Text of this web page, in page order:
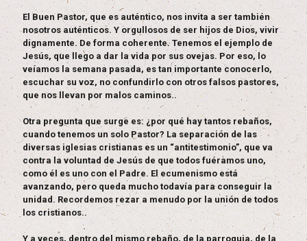
El Buen Pastor, que es auténtico, nos invita a ser también
nosotros auténticos. Y orgullosos de ser hijos de Dios, vivir
dignamente. De forma coherente. Tenemos el ejemplo de
Jesús, que llego a dar la vida por sus ovejas. Por eso, lo
veíamos la semana pasada, es tan importante conocerlo,
escuchar su voz, no confundirlo con otros falsos pastores,
que nos llevan por malos caminos..
Otra pregunta que surge es: ¿por qué hay tantos rebaños,
cuando tenemos un solo Pastor? La separación de las
diversas iglesias cristianas es un “antitestimonio”, que va
contra la voluntad de Jesús de que todos fuéramos uno,
como él es uno con el Padre. El ecumenismo está
avanzando, pero queda mucho todavía para conseguir la
unidad. Recordemos rezar a menudo por la unión de todos
los cristianos..
Y a veces, dentro del mismo rebaño, de la parroquia, de la